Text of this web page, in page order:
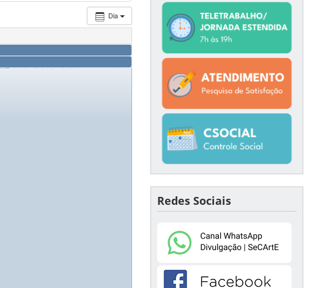
Dia
- Espaço Expositivo Hall da
Redes Sociais